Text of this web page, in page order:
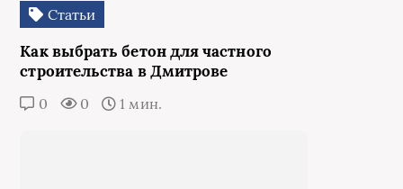
Статьи
Как выбрать бетон для частного
строительства в Дмитрове
0 0 1 мин.